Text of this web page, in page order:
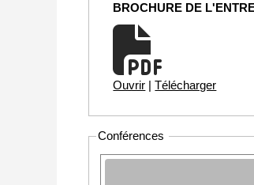
BROCHURE DE
Ouvrir | Télécharger
Conférences